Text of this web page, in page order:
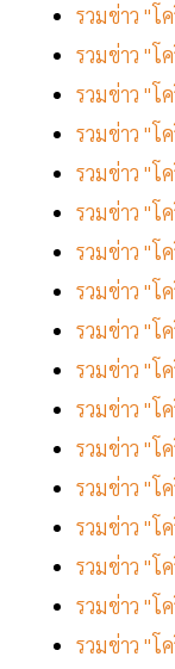
รวมข่าว "
รวมข่าว "
รวมข่าว "
รวมข่าว "
รวมข่าว "
รวมข่าว "
รวมข่าว "
รวมข่าว "
รวมข่าว "
รวมข่าว "
รวมข่าว "
รวมข่าว "
รวมข่าว "
รวมข่าว "
รวมข่าว "
รวมข่าว "
รวมข่าว "